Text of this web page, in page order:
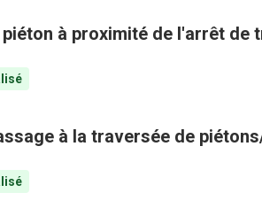
à proximité de l'arrêt de
à la traversée de